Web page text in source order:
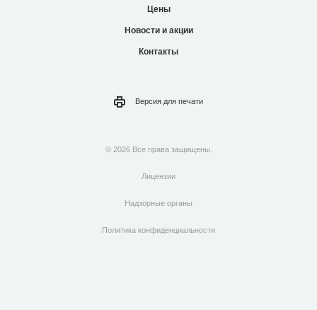
Цены
Новости и акции
Контакты
Версия для печати
© 2026 Все права защищены.
Лицензии
Надзорные органы
Политика конфиденциальности